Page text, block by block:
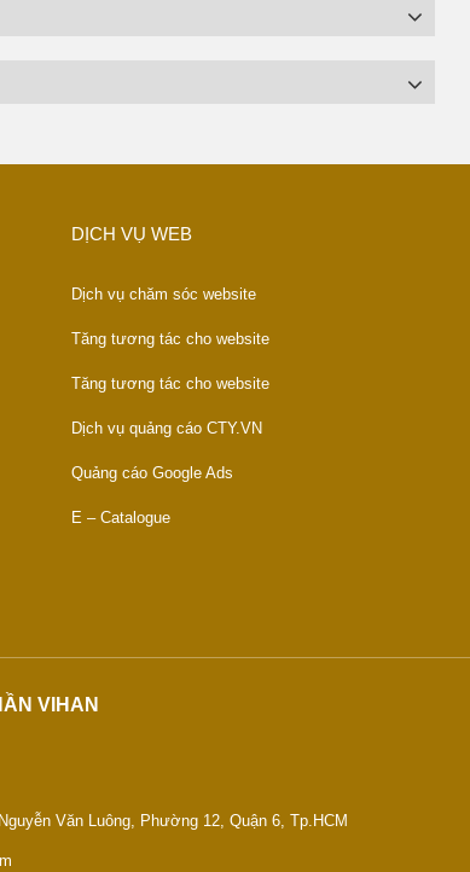
DỊCH VỤ WEB
Dịch vụ chăm sóc website
Tăng tương tác cho website
Tăng tương tác cho website
Dịch vụ quảng cáo CTY.VN
Quảng cáo Google Ads
E – Catalogue
VIHAN
Văn Luông, Phường 12, Quận 6, Tp.HCM